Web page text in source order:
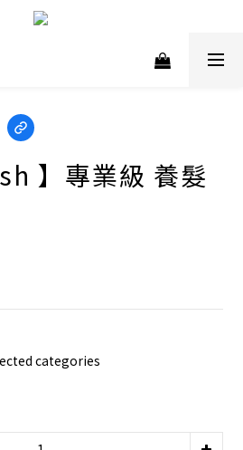
】專業級 養髮
categories